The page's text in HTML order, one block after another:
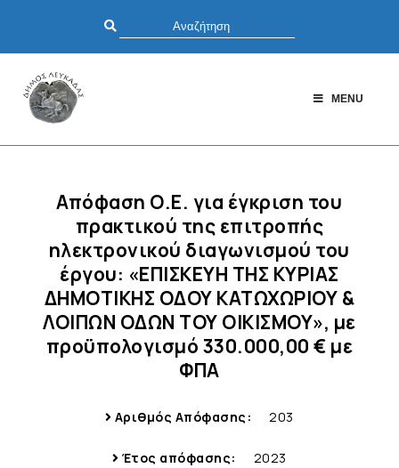
MENU
Απόφαση Ο.Ε. για έγκριση του
πρακτικού της επιτροπής
ηλεκτρονικού διαγωνισμού του
έργου: «ΕΠΙΣΚΕΥΗ ΤΗΣ ΚΥΡΙΑΣ
ΔΗΜΟΤΙΚΗΣ ΟΔΟΥ ΚΑΤΩΧΩΡΙΟΥ &
ΛΟΙΠΩΝ ΟΔΩΝ ΤΟΥ ΟΙΚΙΣΜΟΥ», με
προϋπολογισμό 330.000,00 € με
ΦΠΑ
Αριθμός Απόφασης: 203
Έτος απόφασης: 2023